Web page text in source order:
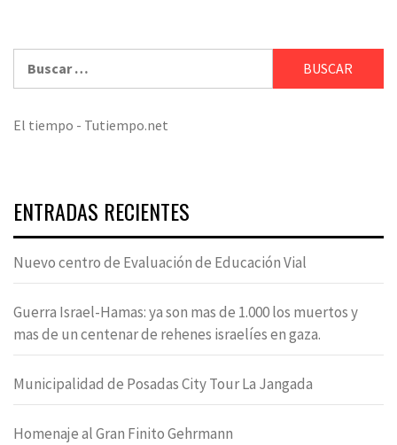
El tiempo - Tutiempo.net
ENTRADAS RECIENTES
Nuevo centro de Evaluación de Educación Vial
Guerra Israel-Hamas: ya son mas de 1.000 los muertos y
mas de un centenar de rehenes israelíes en gaza.
Municipalidad de Posadas City Tour La Jangada
Homenaje al Gran Finito Gehrmann